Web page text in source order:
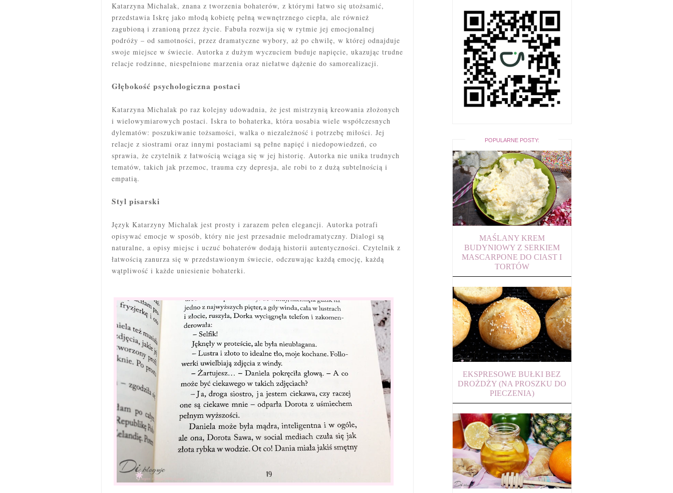
Katarzyna Michalak, znana z tworzenia bohaterów, z którymi łatwo się utożsamić,
przedstawia Iskrę jako młodą kobietę pełną wewnętrznego ciepła, ale również
zagubioną i zranioną przez życie. Fabuła rozwija się w rytmie jej emocjonalnej
podróży – od samotności, przez dramatyczne wybory, aż po chwilę, w której odnajduje
swoje miejsce w świecie. Autorka z dużym wyczuciem buduje napięcie, ukazując trudne
relacje rodzinne, niespełnione marzenia oraz niełatwe dążenie do samorealizacji.
Głębokość psychologiczna postaci
Katarzyna Michalak po raz kolejny udowadnia, że jest mistrzynią kreowania złożonych
i wielowymiarowych postaci. Iskra to bohaterka, która uosabia wiele współczesnych
dylematów: poszukiwanie tożsamości, walka o niezależność i potrzebę miłości. Jej
relacje z siostrami oraz innymi postaciami są pełne napięć i niedopowiedzeń, co
sprawia, że czytelnik z łatwością wciąga się w jej historię. Autorka nie unika trudnych
tematów, takich jak przemoc, trauma czy depresja, ale robi to z dużą subtelnością i
empatią.
Styl pisarski
Język Katarzyny Michalak jest prosty i zarazem pełen elegancji. Autorka potrafi
opisywać emocje w sposób, który nie jest przesadnie melodramatyczny. Dialogi są
naturalne, a opisy miejsc i uczuć bohaterów dodają historii autentyczności. Czytelnik z
łatwością zanurza się w przedstawionym świecie, odczuwając każdą emocję, każdą
wątpliwość i każde uniesienie bohaterki.
POPULARNE POSTY:
MAŚLANY KREM
BUDYNIOWY Z SERKIEM
MASCARPONE DO CIAST I
TORTÓW
EKSPRESOWE BUŁKI BEZ
DROŻDŻY (NA PROSZKU DO
PIECZENIA)